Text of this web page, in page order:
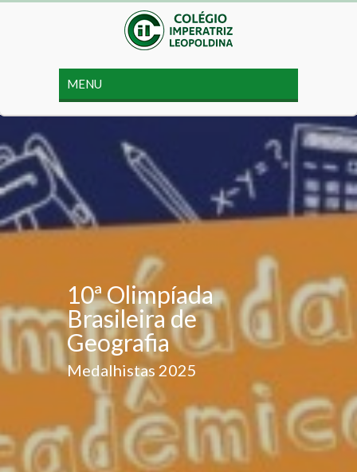
10ª Olimpíada
Brasileira de
Geografia
Medalhistas 2025